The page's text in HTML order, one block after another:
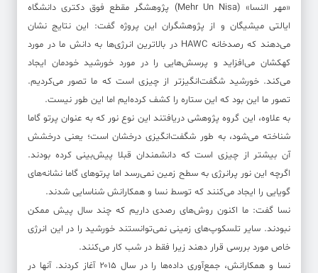
«مهر النسا» (Mehr Un Nisa) پژوهشگر مقطع فوق دکتری دانشگاه
ایالتی میشیگان و از پژوهشگران این پروژه گفت: این نتایج نشان
می‌دهند که رصدخانه HAWC در بالاترین انرژی‌ها به دانش ما در مورد
کهکشان می‌افزاید و پرسش‌هایی را در مورد خورشید خودمان ایجاد
می‌کند. خورشید شگفت‌انگیزتر از چیزی است که ما تصور می‌کردیم.
تصور ما این بود که این ستاره را کشف کرده‌ایم اما این طور نیست.
به علاوه، این گروه پژوهشی دریافتند این نوع نور که به عنوان پرتو گاما
شناخته می‌شود، به طور شگفت‌انگیزی درخشان است؛ یعنی درخشش
آن بیشتر از چیزی است که دانشمندان قبلا پیش‌بینی کرده بودند.
اگرچه این نور پرانرژی به سطح زمین نمی‌رسد اما پرتوهای گاما نشانه‌های
گویایی را ایجاد می‌کنند که توسط نسا و همکارانش شناسایی شدند.
نسا گفت: ما اکنون روش‌های رصدی داریم که چند سال پیش ممکن
نبودند. سایر تلسکوپ‌های زمینی نمی‌توانستند خورشید را در این انرژی
خاص مورد بررسی قرار دهند زیرا فقط در شب کار می‌کنند.
نسا و همکارانش، جمع‌آوری داده‌ها را در سال ۲۰۱۵ آغاز کردند. آنها در